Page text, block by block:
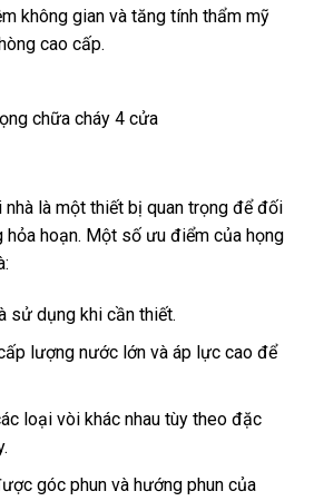
không gian và tăng tính thẩm mỹ
cao cấp.
nhà là một thiết bị quan trọng để đối
hỏa hoạn. Một số ưu điểm của họng
sử dụng khi cần thiết.
lượng nước lớn và áp lực cao để
loại vòi khác nhau tùy theo đặc
góc phun và hướng phun của